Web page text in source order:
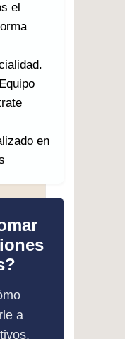
el
en
a